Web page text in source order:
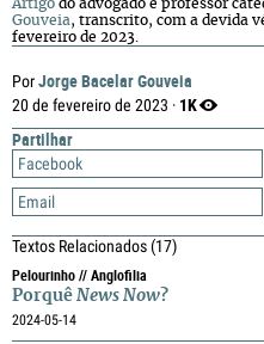
PorJorge Bacelar Gouveia
20 de fevereiro de 2023 · 1K
Partilhar
Facebook
Email
Textos Relacionados(17)
Pelourinho // Anglofilia
Porquê News Now?
2024-05-14
Artigo do advogado e professor
Gouveia, transcrito, com a devida
fevereiro de 2023.